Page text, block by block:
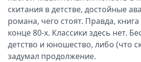
скитания в детстве, достойные
романа, чего стоят. Правда,
конце 80-х. Классики здесь нет.
детство и юношество, либо (что
задумал продолжение.